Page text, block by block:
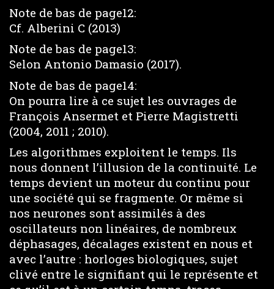
Note de bas de page12:
Cf. Alberini C (2013)
Note de bas de page13:
Selon Antonio Damasio (2017).
Note de bas de page14:
On pourra lire à ce sujet les ouvrages de
François Ansermet et Pierre Magistretti
(2004, 2011 ; 2010).
Les algorithmes exploitent le temps. Ils
nous donnent l’illusion de la continuité. Le
temps devient un moteur du continu pour
une société qui se fragmente. Or même si
nos neurones sont assimilés à des
oscillateurs non linéaires, de nombreux
déphasages, décalages existent en nous et
avec l’autre : horloges biologiques, sujet
clivé entre le signifiant qui le représente et